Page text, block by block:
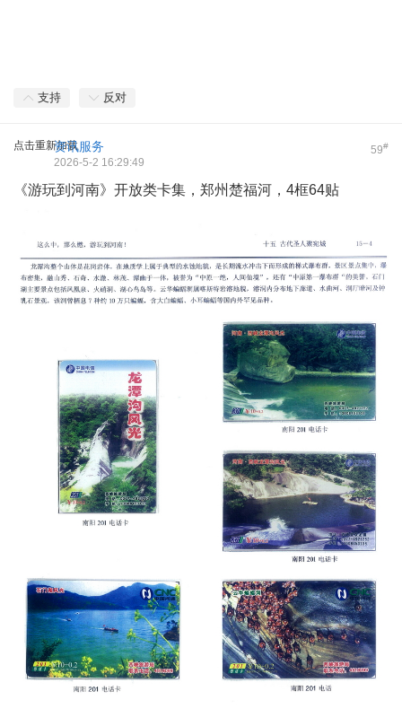
支持 反对
点击重新加载 59#
资讯服务
2026-5-2 16:29:49
《游玩到河南》开放类卡集，郑州楚福河，4框64贴